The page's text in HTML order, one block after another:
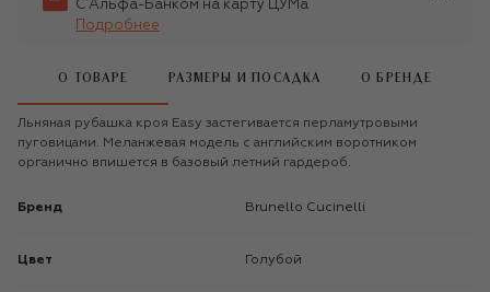
С Альфа-Банком на карту ЦУМа
Подробнее
О ТОВАРЕ РАЗМЕРЫ И ПОСАДКА О БРЕНДЕ
Льняная рубашка кроя Easy застегивается перламутровыми
пуговицами. Меланжевая модель с английским воротником
органично впишется в базовый летний гардероб.
Бренд Brunello Cucinelli
Цвет Голубой